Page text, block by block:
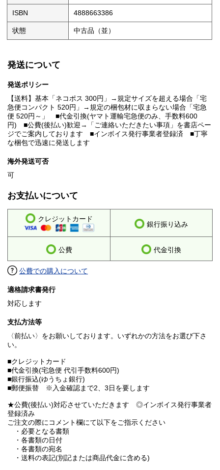
ISBN 4888663386
状態 中古品（並）
発送について
発送ポリシー
【送料】基本「ネコポス 300円」→規定サイズを超える場合「宅
急便コンパクト 520円」→規定の梱包材に収まらない場合「宅急
便 520円～」 ■代金引換(ヤマト運輸宅急便のみ、手数料600
円) ■公費(後払い)歓迎→「ご連絡いただきたい事項」を書店ペー
ジでご案内しております ■インボイス発行事業者登録済 ■丁寧
な梱包で迅速に発送します
海外発送可否
可
お支払いについて
クレジットカード
銀行振り込み
公費 代金引換
公費での購入について
適格請求書発行
対応します
支払方法等
〈前払い〉をお願いしております。いずれかの方法をお選び下さ
い。
■クレジットカード
■代金引換(宅急便 代引手数料600円)
■銀行振込(ゆうちょ銀行)
■郵便振替 ※入金確認まで2、3日を要します
★公費(後払い)対応させていただきます ◎インボイス発行事業者
登録済み
ご注文の際にコメント欄にて以下をご指示ください
・必要となる書類
・各書類の日付
・各書類の宛名
・送料の表記(別記または商品代金に含める)